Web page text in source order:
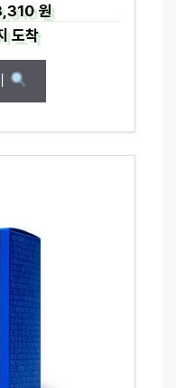
원
도착